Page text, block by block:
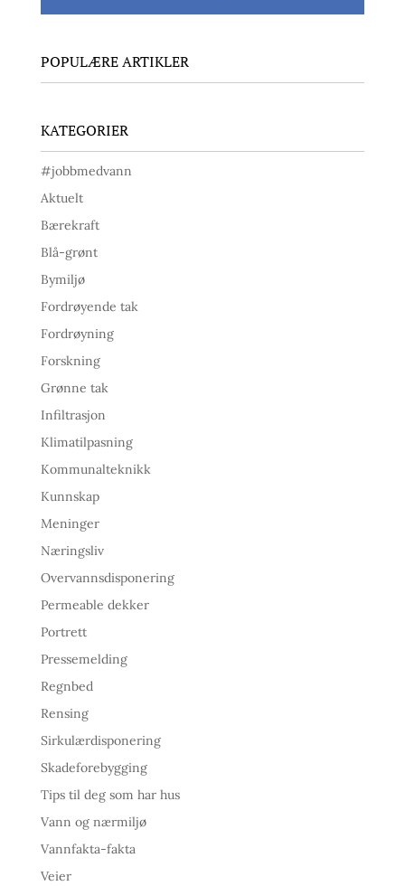
POPULÆRE ARTIKLER
KATEGORIER
#jobbmedvann
Aktuelt
Bærekraft
Blå-grønt
Bymiljø
Fordrøyende tak
Fordrøyning
Forskning
Grønne tak
Infiltrasjon
Klimatilpasning
Kommunalteknikk
Kunnskap
Meninger
Næringsliv
Overvannsdisponering
Permeable dekker
Portrett
Pressemelding
Regnbed
Rensing
Sirkulærdisponering
Skadeforebygging
Tips til deg som har hus
Vann og nærmiljø
Vannfakta-fakta
Veier